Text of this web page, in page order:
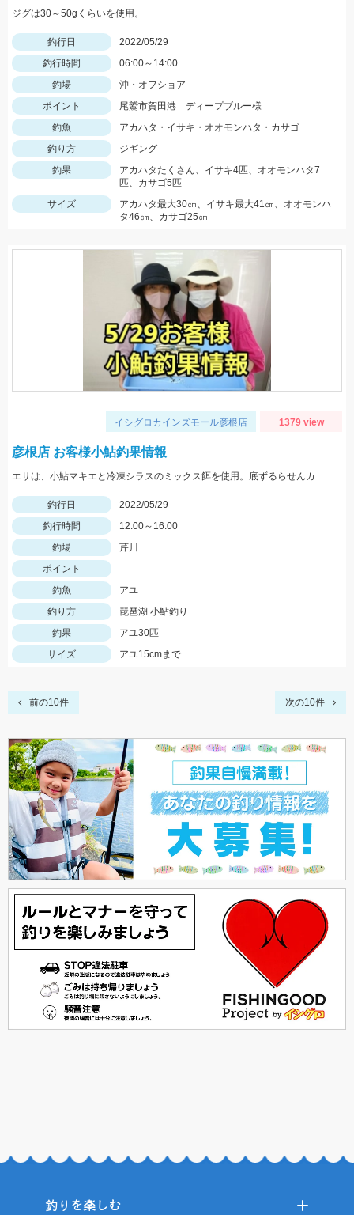
ジグは30～50gくらいを使用。
釣行日
2022/05/29
釣行時間
06:00～14:00
釣場
沖・オフショア
ポイント
尾鷲市賀田港 ディープブルー様
釣魚
アカハタ・イサキ・オオモンハタ・カサゴ
釣り方
ジギング
釣果
アカハタたくさん、イサキ4匹、オオモンハタ7
匹、カサゴ5匹
サイズ
アカハタ最大30㎝、イサキ最大41㎝、オオモンハ
タ46㎝、カサゴ25㎝
イシグロカインズモール彦根店 1379 view
彦根店 お客様小鮎釣果情報
エサは、小鮎マキエと冷凍シラスのミックス餌を使用。底ずるらせんカゴの流し釣りでの釣果です。
釣行日
2022/05/29
釣行時間
12:00～16:00
釣場
芹川
ポイント
釣魚
アユ
釣り方
琵琶湖 小鮎釣り
釣果
アユ30匹
サイズ
アユ15cmまで
前の10件 次の10件
釣りを楽しむ